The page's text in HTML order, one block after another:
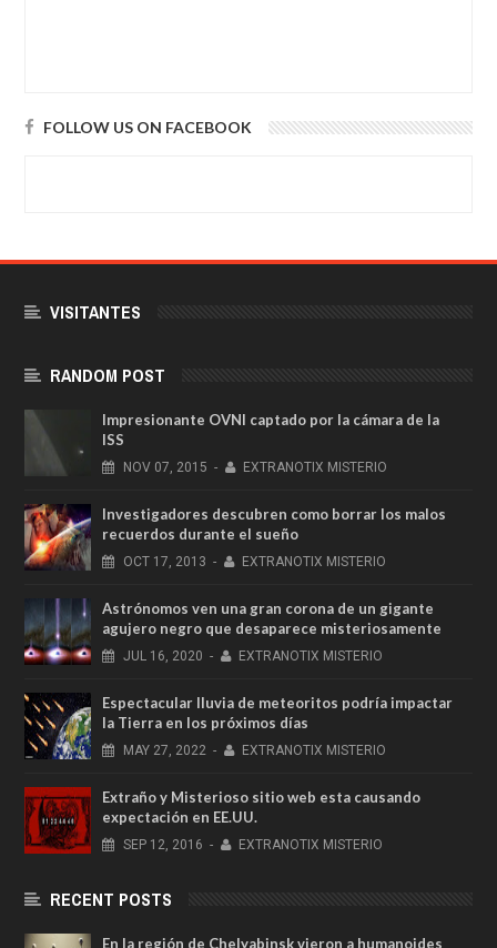
FOLLOW US ON FACEBOOK
VISITANTES
RANDOM POST
Impresionante OVNI captado por la cámara de la
ISS
NOV 07, 2015 - EXTRANOTIX MISTERIO
Investigadores descubren como borrar los malos
recuerdos durante el sueño
OCT 17, 2013 - EXTRANOTIX MISTERIO
Astrónomos ven una gran corona de un gigante
agujero negro que desaparece misteriosamente
JUL 16, 2020 - EXTRANOTIX MISTERIO
Espectacular lluvia de meteoritos podría impactar
la Tierra en los próximos días
MAY 27, 2022 - EXTRANOTIX MISTERIO
Extraño y Misterioso sitio web esta causando
expectación en EE.UU.
SEP 12, 2016 - EXTRANOTIX MISTERIO
RECENT POSTS
En la región de Chelyabinsk vieron a humanoides